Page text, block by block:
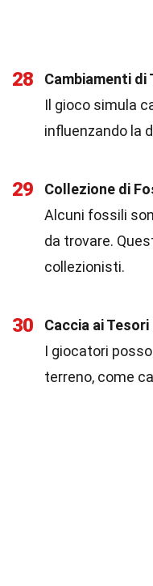
28
Cambiamenti di
Il gioco simula
influenzando la
29
Collezione di
Alcuni fossili
da trovare.
collezionisti.
30
Caccia ai
I giocatori
terreno, come